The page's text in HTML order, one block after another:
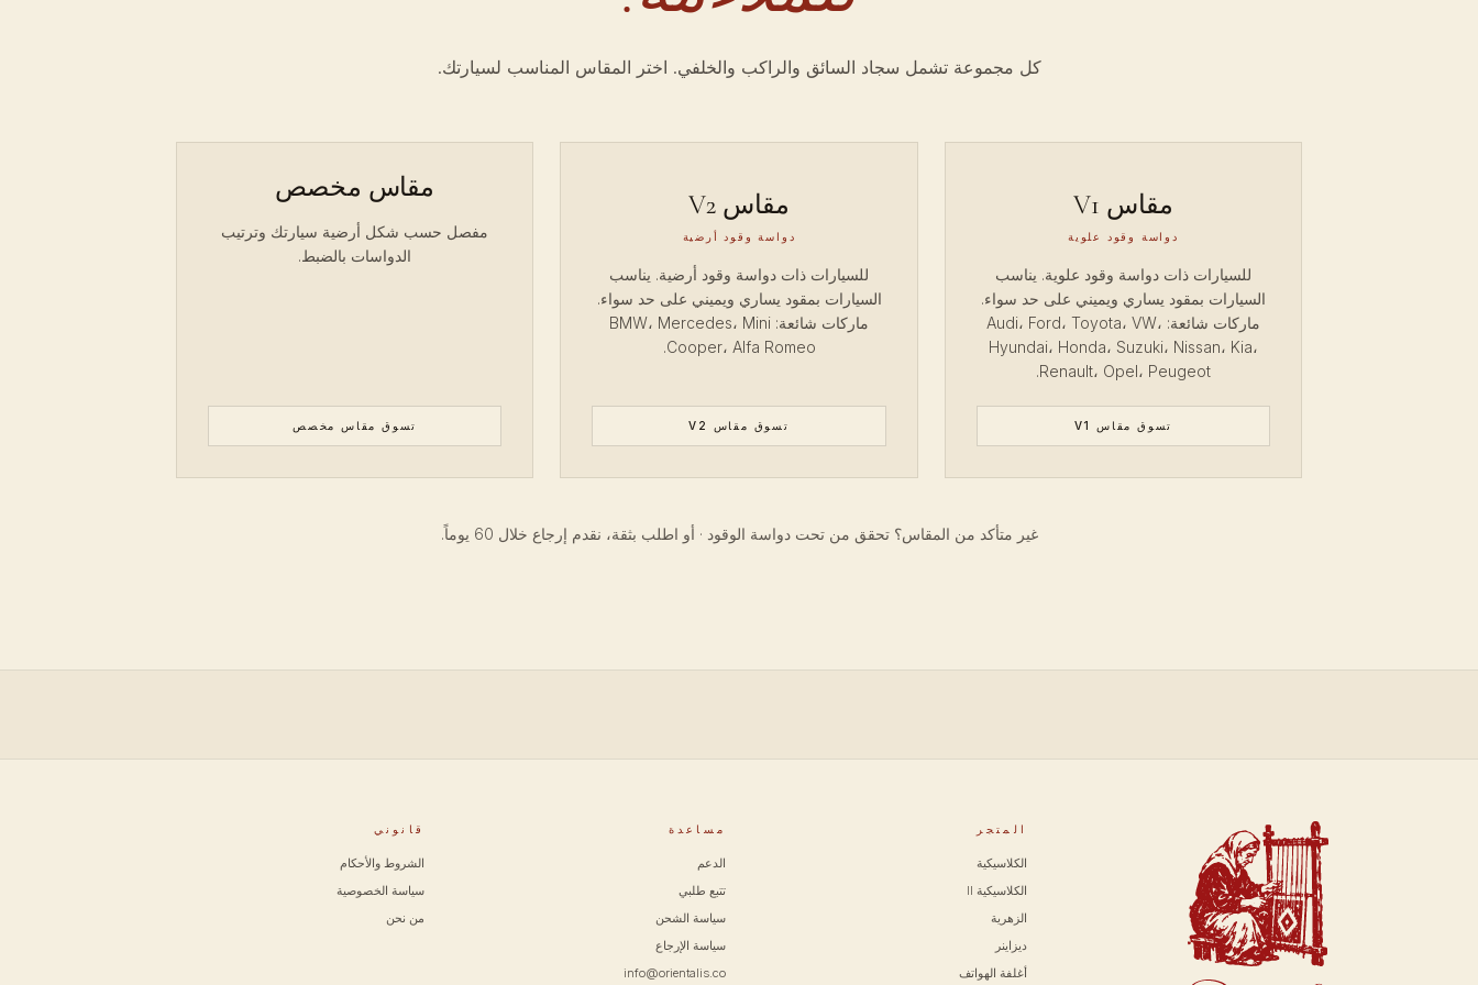
كل مجموعة تشمل سجاد السائق والراكب والخلفي. اختر المقاس المناسب لسيارتك.
مقاس V1
دواسة وقود علوية
للسيارات ذات دواسة وقود علوية. يناسب
السيارات بمقود يساري ويميني على حد سواء.
ماركات شائعة: Audi، Ford، Toyota، VW،
Hyundai، Honda، Suzuki، Nissan، Kia،
Renault، Opel، Peugeot.
تسوق مقاس V1
مقاس V2
دواسة وقود أرضية
للسيارات ذات دواسة وقود أرضية. يناسب
السيارات بمقود يساري ويميني على حد سواء.
ماركات شائعة: BMW، Mercedes، Mini
Cooper، Alfa Romeo.
تسوق مقاس V2
مقاس مخصص
مفصل حسب شكل أرضية سيارتك وترتيب
الدواسات بالضبط.
تسوق مقاس مخصص
غير متأكد من المقاس؟ تحقق من تحت دواسة الوقود · أو اطلب بثقة، نقدم إرجاع خلال 60 يوماً.
المتجر
الكلاسيكية
الكلاسيكية II
الزهرية
ديزاينر
أغلفة الهواتف
مساعدة
الدعم
تتبع طلبي
سياسة الشحن
سياسة الإرجاع
info@orientalis.co
قانوني
الشروط والأحكام
سياسة الخصوصية
من نحن